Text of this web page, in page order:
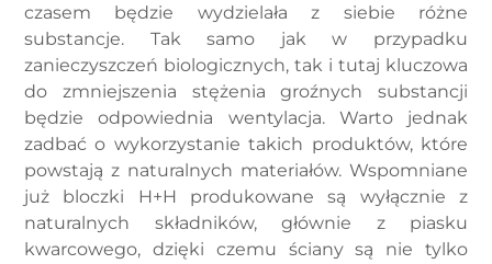
czasem będzie wydzielała z siebie różne
substancje. Tak samo jak w przypadku
zanieczyszczeń biologicznych, tak i tutaj kluczowa
do zmniejszenia stężenia groźnych substancji
będzie odpowiednia wentylacja. Warto jednak
zadbać o wykorzystanie takich produktów, które
powstają z naturalnych materiałów. Wspomniane
już bloczki H+H produkowane są wyłącznie z
naturalnych składników, głównie z piasku
kwarcowego, dzięki czemu ściany są nie tylko